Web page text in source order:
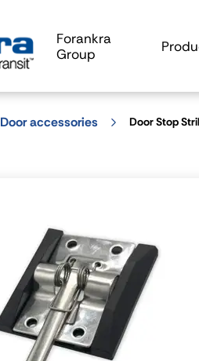
Forankra
Group
Door accessories Door Stop